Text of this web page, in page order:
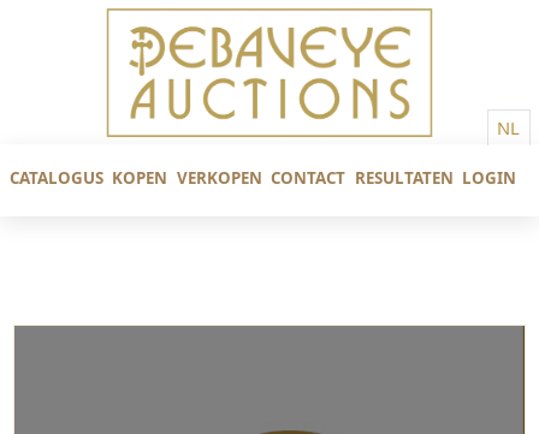
NL
CATALOGUS KOPEN VERKOPEN CONTACT RESULTATEN LOGIN